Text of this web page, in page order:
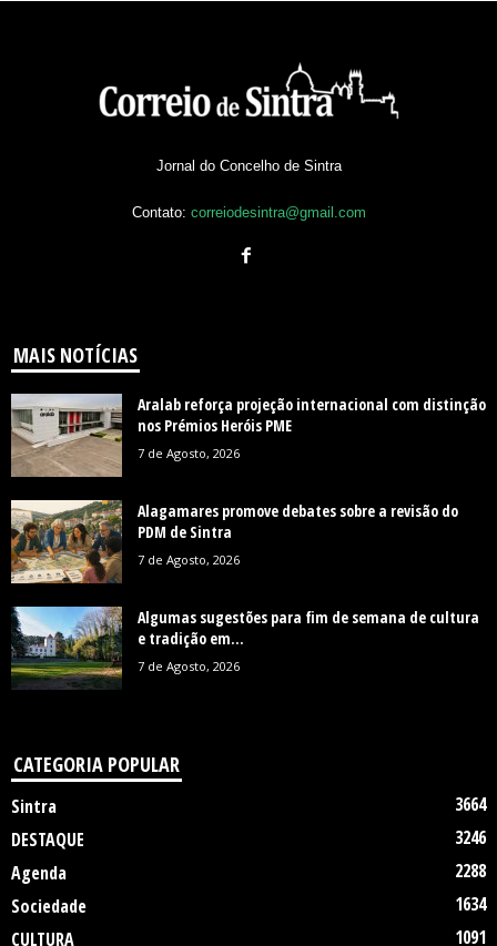
Jornal do Concelho de Sintra
Contato: correiodesintra@gmail.com
MAIS NOTÍCIAS
Aralab reforça projeção internacional com distinção
nos Prémios Heróis PME
7 de Agosto, 2026
Alagamares promove debates sobre a revisão do
PDM de Sintra
7 de Agosto, 2026
Algumas sugestões para fim de semana de cultura
e tradição em...
7 de Agosto, 2026
CATEGORIA POPULAR
Sintra
3664
DESTAQUE
3246
Agenda
2288
Sociedade
1634
CULTURA
1091